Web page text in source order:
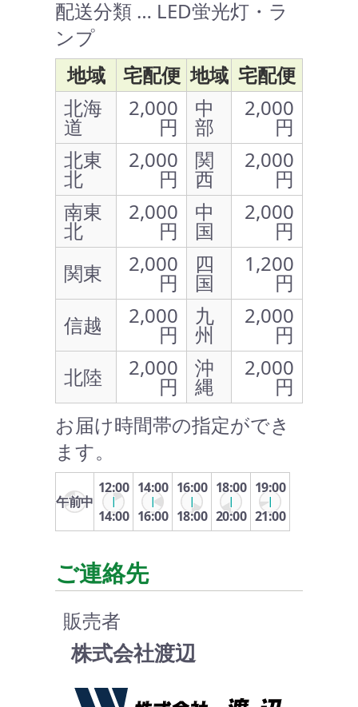
配送分類 … LED蛍光灯・ラ
ンプ
地域
宅配便 地域 宅配便
北海
道
2,000
円
中
部
2,000
円
北東
北
2,000
円
関
西
2,000
円
南東
北
2,000
円
中
国
2,000
円
関東
2,000
円
四
国
1,200
円
信越
2,000
円
九
州
2,000
円
北陸
2,000
円
沖
縄
2,000
円
お届け時間帯の指定ができ
ます。
午前中
12:00
14:00
14:00
16:00
16:00
18:00
18:00
20:00
19:00
21:00
ご連絡先
販売者
株式会社渡辺